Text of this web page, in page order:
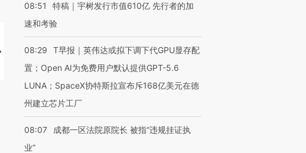
【推广】走进第四届链博
会，让数智科技“链”接产
【特别呈现】寻找100种
有意思的生活方式·第三对
【商旅对话】华住集团
08:51
特稿｜宇树发行市值610亿 先行者的加
速和考验
08:29
T早报｜英伟达或拟下调下代GPU显存配
置；Open AI为免费用户默认提供GPT-5.6
LUNA；SpaceX协特斯拉宣布斥168亿美元在德
州建立芯片工厂
08:07
成都一区法院原院长 被指“违规挂证执
业”